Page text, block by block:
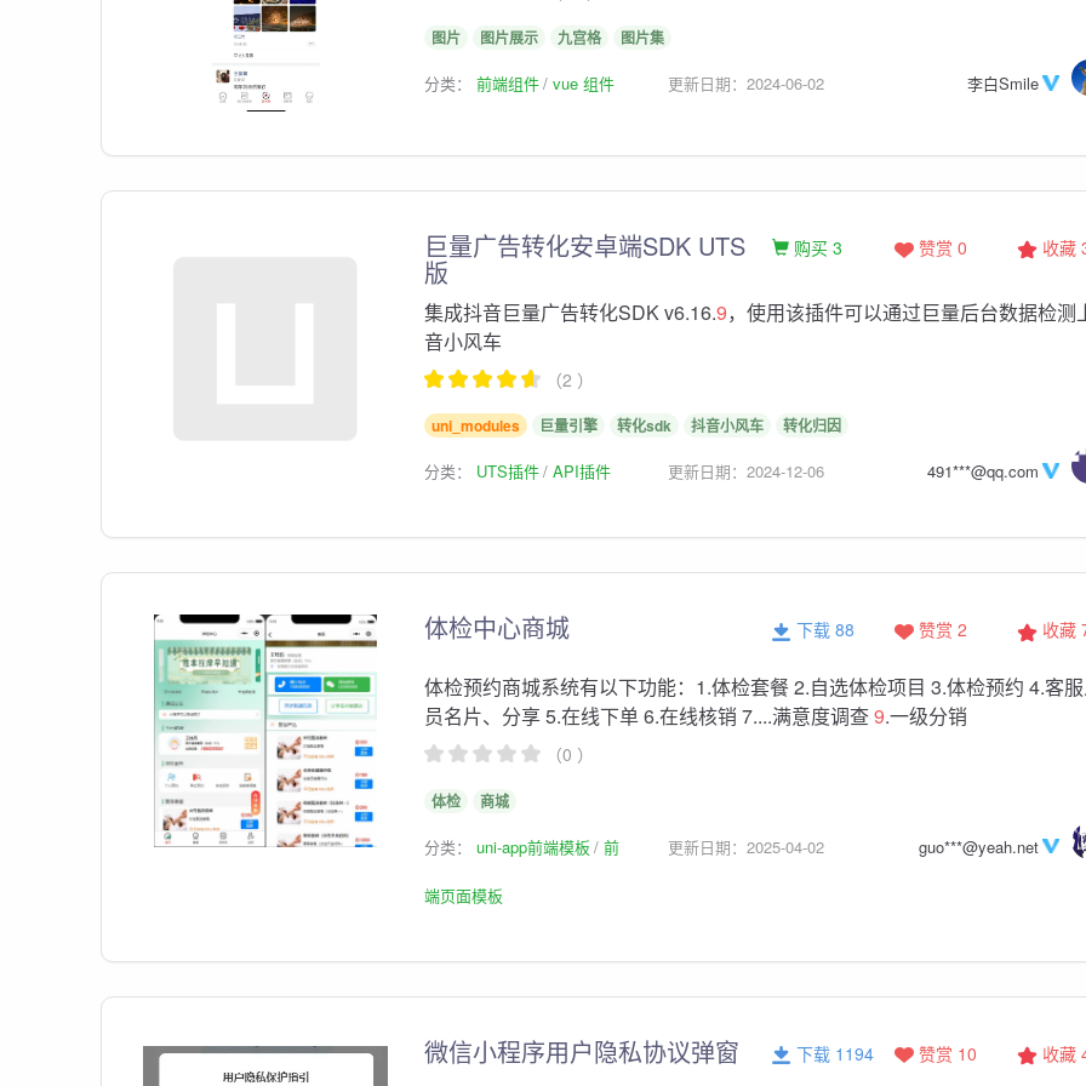
图片 图片展示 九宫格 图片集
分类： 前端组件 vue 组件 更新日期：2024-06-02 李白Smile
巨量广告转化安卓端SDK UTS
版
收藏
赞赏 0
购买 3
集成抖音巨量广告转化SDK v6.16.9，使用该插件可以通过巨量后台数据检测
音小风车
（2 ）
uni_modules 巨量引擎 转化sdk 抖音小风车 转化归因
分类： UTS插件 API插件 更新日期：2024-12-06 491***@qq.com
体检中心商城 收藏
赞赏 2
下载 88
体检预约商城系统有以下功能：1.体检套餐 2.自选体检项目 3.体检预约 4.客
员名片、分享 5.在线下单 6.在线核销 7....满意度调查9.一级分销
（0 ）
体检 商城
分类： uni-app前端模板 前
端页面模板
更新日期：2025-04-02 guo***@yeah.net
微信小程序用户隐私协议弹窗 收藏
赞赏 10
下载 1194